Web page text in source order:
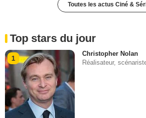
Toutes les actus Ciné &
Top stars du jour
1
Christopher Nolan
Réalisateur,